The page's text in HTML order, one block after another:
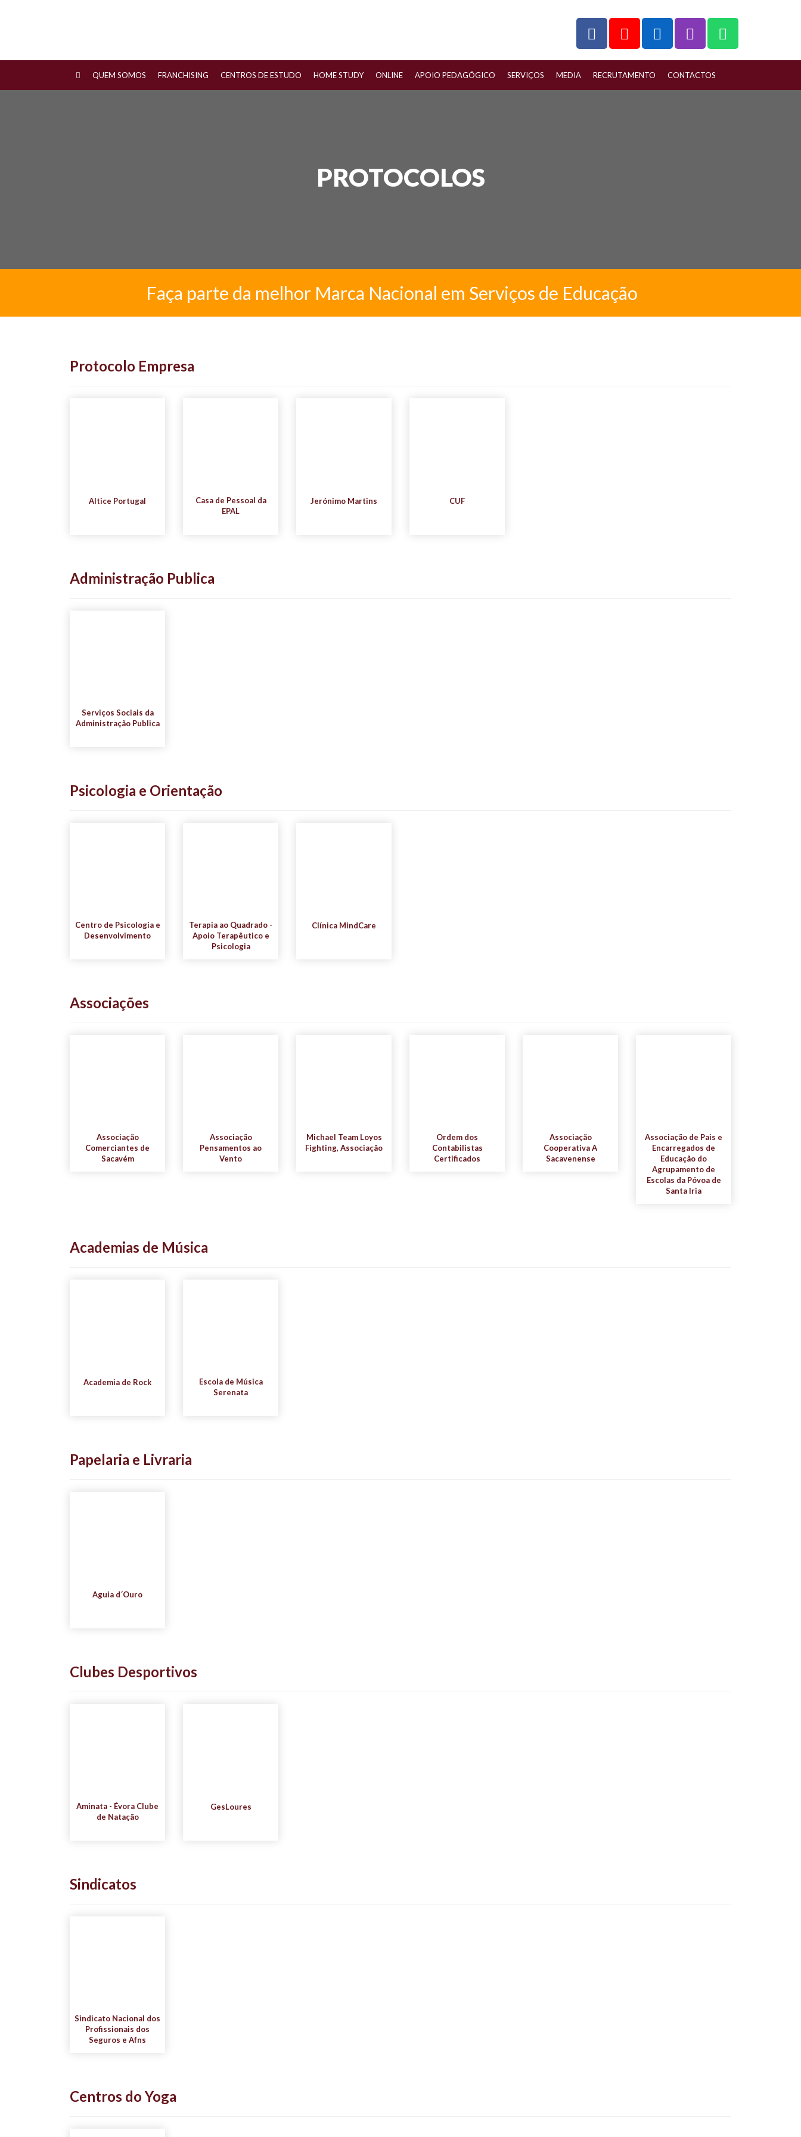
QUEM SOMOS FRANCHISING CENTROS DE ESTUDO HOME STUDY ONLINE APOIO PEDAGÓGICO SERVIÇOS MEDIA RECRUTAMENTO CONTACTOS
PROTOCOLOS
Faça parte da melhor Marca Nacional em Serviços de Educação
Protocolo Empresa
Altice Portugal
Casa de Pessoal da
EPAL
Jerónimo Martins CUF
Administração Publica
Serviços Sociais da
Administração Publica
Psicologia e Orientação
Centro de Psicologia e
Desenvolvimento
Terapia ao Quadrado -
Apoio Terapêutico e
Psicologia
Clínica MindCare
Associações
Associação
Comerciantes de
Sacavém
Associação
Pensamentos ao
Vento
Michael Team Loyos
Fighting, Associação
Ordem dos
Contabilistas
Certificados
Associação
Cooperativa A
Sacavenense
Associação de Pais e
Encarregados de
Educação do
Agrupamento de
Escolas da Póvoa de
Santa Iria
Academias de Música
Academia de Rock
Escola de Música
Serenata
Papelaria e Livraria
Aguia d´Ouro
Clubes Desportivos
Aminata - Évora Clube
de Natação
GesLoures
Sindicatos
Sindicato Nacional dos
Profissionais dos
Seguros e Afns
Centros do Yoga